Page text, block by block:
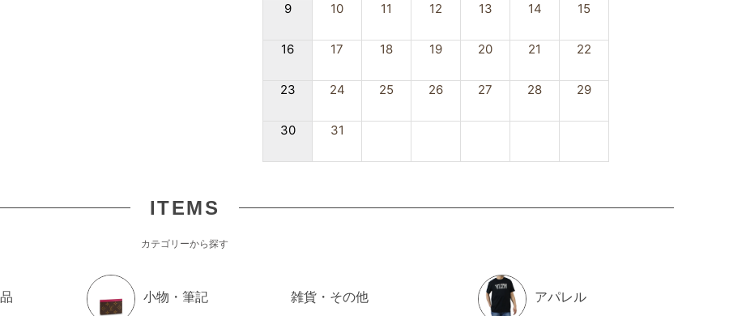
9 10 11 12 13 14 15
16 17 18 19 20 21 22
23 24 25 26 27 28 29
30 31
ITEMS
カテゴリーから探す
小物・筆記 雑貨・その他 アパレル